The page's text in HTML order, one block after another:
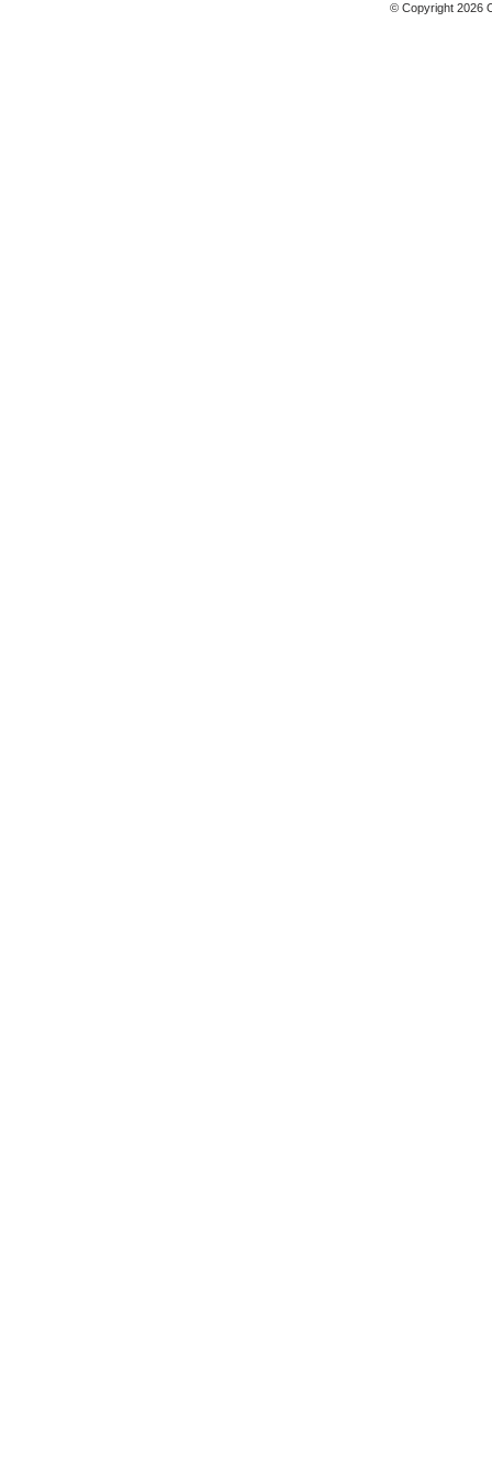
© Copyright 2026